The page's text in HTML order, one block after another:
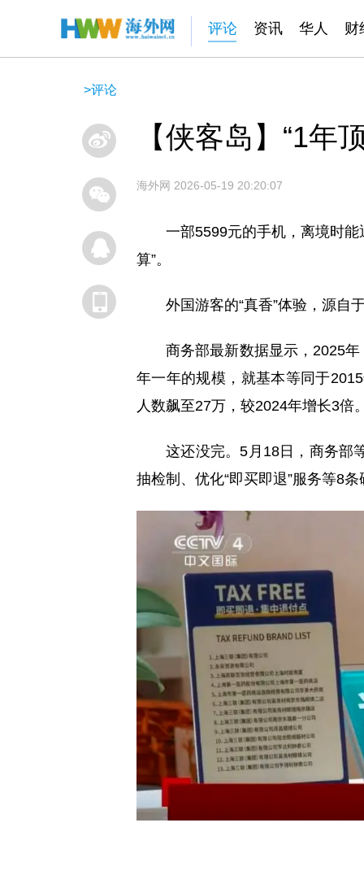
评论 资讯 华人 财
>评论
【侠客岛】“1年
海外网 2026-05-19 20:20:07
一部5599元的手机，离境时
算”。
外国游客的“真香”体验，源自
商务部最新数据显示，2025
年一年的规模，就基本等同于
人数飙至27万，较2024年增长3倍
这还没完。5月18日，商务部
抽检制、优化“即买即退”服务等8